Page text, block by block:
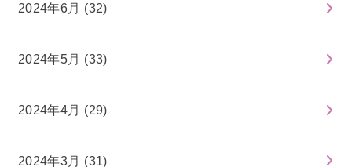
2024年6月 (32)
2024年5月 (33)
2024年4月 (29)
2024年3月 (31)